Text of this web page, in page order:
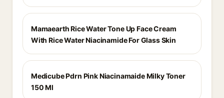
Mamaearth Rice Water Tone Up Face Cream
With Rice Water Niacinamide For Glass Skin
Medicube Pdrn Pink Niacinamaide Milky Toner
150 Ml